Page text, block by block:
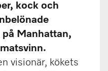
kock och
på Manhattan,
visionär, kökets